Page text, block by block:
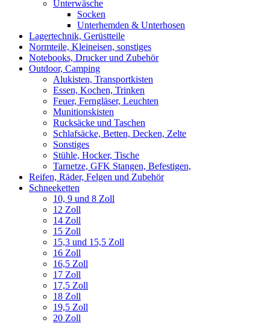
Unterwäsche
Socken
Unterhemden & Unterhosen
Lagertechnik, Gerüstteile
Normteile, Kleineisen, sonstiges
Notebooks, Drucker und Zubehör
Outdoor, Camping
Alukisten, Transportkisten
Essen, Kochen, Trinken
Feuer, Ferngläser, Leuchten
Munitionskisten
Rucksäcke und Taschen
Schlafsäcke, Betten, Decken, Zelte
Sonstiges
Stühle, Hocker, Tische
Tarnetze, GFK Stangen, Befestigen,
Reifen, Räder, Felgen und Zubehör
Schneeketten
10, 9 und 8 Zoll
12 Zoll
14 Zoll
15 Zoll
15,3 und 15,5 Zoll
16 Zoll
16,5 Zoll
17 Zoll
17,5 Zoll
18 Zoll
19,5 Zoll
20 Zoll